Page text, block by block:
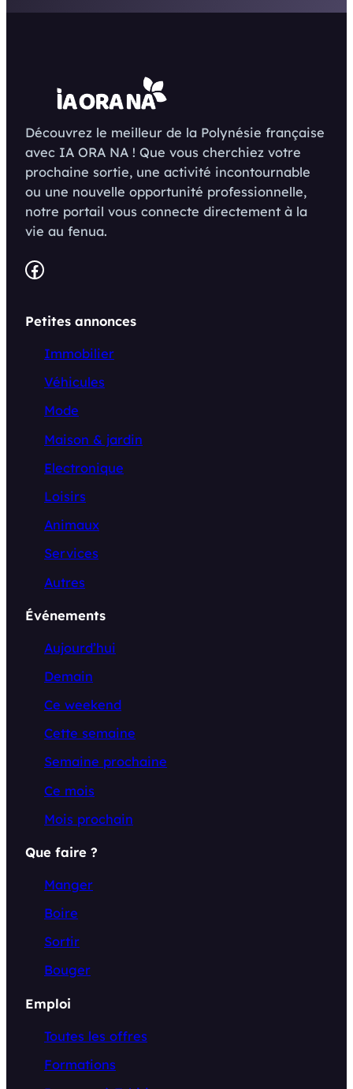
Découvrez le meilleur de la Polynésie française
avec IA ORA NA ! Que vous cherchiez votre
prochaine sortie, une activité incontournable
ou une nouvelle opportunité professionnelle,
notre portail vous connecte directement à la
vie au fenua.
Facebook
Petites annonces
Immobilier
Véhicules
Mode
Maison & jardin
Electronique
Loisirs
Animaux
Services
Autres
Événements
Aujourd’hui
Demain
Ce weekend
Cette semaine
Semaine prochaine
Ce mois
Mois prochain
Que faire ?
Manger
Boire
Sortir
Bouger
Emploi
Toutes les offres
Formations